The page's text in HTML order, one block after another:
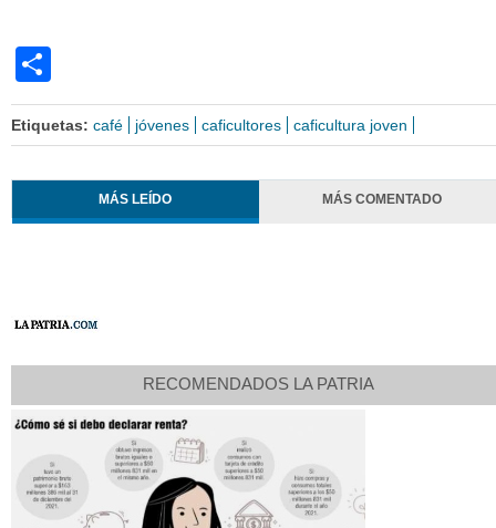
Etiquetas: café jóvenes caficultores caficultura joven
MÁS LEÍDO MÁS COMENTADO
RECOMENDADOS LA PATRIA